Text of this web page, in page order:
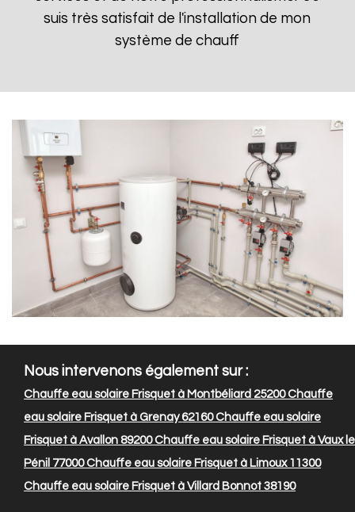
suis très satisfait de l'installation de mon
système de chauff
Nous intervenons également sur :
Chauffe eau solaire Frisquet à Montbéliard 25200Chauffe
eau solaire Frisquet à Grenay 62160Chauffe eau solaire
Frisquet à Avallon 89200Chauffe eau solaire Frisquet à Vaux le
Pénil 77000Chauffe eau solaire Frisquet à Limoux 11300
Chauffe eau solaire Frisquet à Villard Bonnot 38190